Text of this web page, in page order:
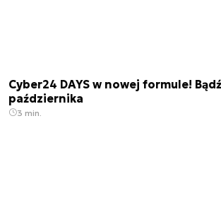
Cyber24 DAYS w nowej formule!
października
3 min.